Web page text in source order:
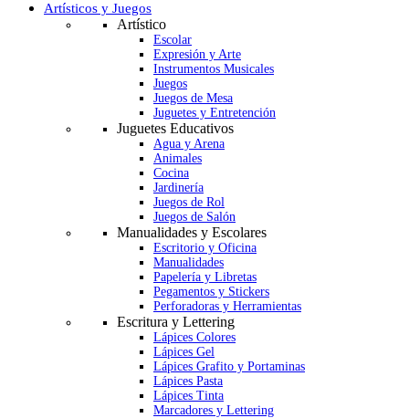
Artísticos y Juegos
Artístico
Escolar
Expresión y Arte
Instrumentos Musicales
Juegos
Juegos de Mesa
Juguetes y Entretención
Juguetes Educativos
Agua y Arena
Animales
Cocina
Jardinería
Juegos de Rol
Juegos de Salón
Manualidades y Escolares
Escritorio y Oficina
Manualidades
Papelería y Libretas
Pegamentos y Stickers
Perforadoras y Herramientas
Escritura y Lettering
Lápices Colores
Lápices Gel
Lápices Grafito y Portaminas
Lápices Pasta
Lápices Tinta
Marcadores y Lettering